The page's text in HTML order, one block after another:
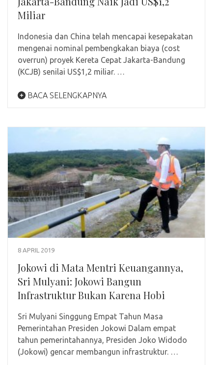
Miliar
Indonesia dan China telah mencapai kesepakatan
mengenai nominal pembengkakan biaya (cost
overrun) proyek Kereta Cepat Jakarta-Bandung
(KCJB) senilai US$1,2 miliar. …
BACA SELENGKAPNYA
8 APRIL 2019
Jokowi di Mata Mentri Keuangannya,
Sri Mulyani: Jokowi Bangun
Infrastruktur Bukan Karena Hobi
Sri Mulyani Singgung Empat Tahun Masa
Pemerintahan Presiden Jokowi Dalam empat
tahun pemerintahannya, Presiden Joko Widodo
(Jokowi) gencar membangun infrastruktur. …